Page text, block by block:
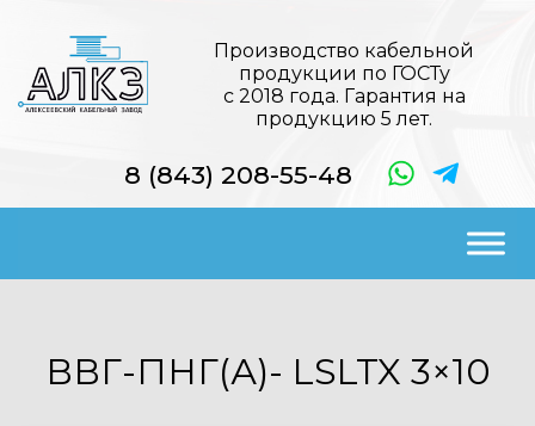
Производство кабельной
продукции по ГОСТу
с 2018 года. Гарантия на
продукцию 5 лет.
8 (843) 208-55-48
ВВГ-ПНГ(А)- LSLTX 3×10